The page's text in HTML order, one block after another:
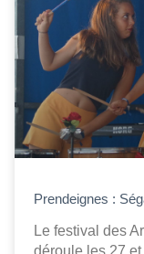
Prendeignes :
Le festival des